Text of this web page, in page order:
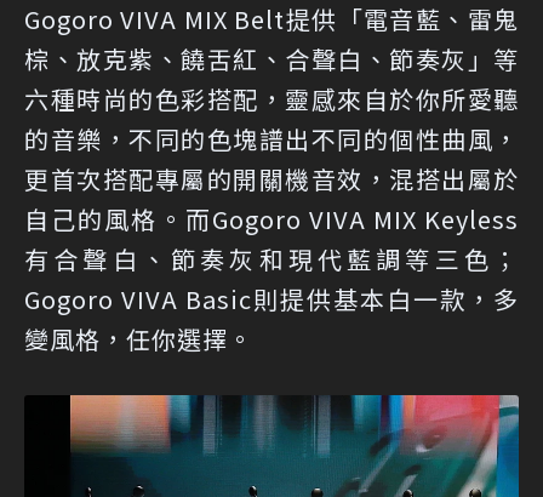
Gogoro VIVA MIX Belt提供「電音藍、雷鬼
棕、放克紫、饒舌紅、合聲白、節奏灰」等
六種時尚的色彩搭配，靈感來自於你所愛聽
的音樂，不同的色塊譜出不同的個性曲風，
更首次搭配專屬的開關機音效，混搭出屬於
自己的風格。而Gogoro VIVA MIX Keyless
有合聲白、節奏灰和現代藍調等三色；
Gogoro VIVA Basic則提供基本白一款，多
變風格，任你選擇。